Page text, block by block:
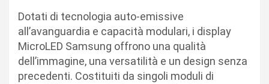
Dotati di tecnologia auto-emissive
all’avanguardia e capacità modulari, i display
MicroLED Samsung offrono una qualità
dell’immagine, una versatilità e un design senza
precedenti. Costituiti da singoli moduli di